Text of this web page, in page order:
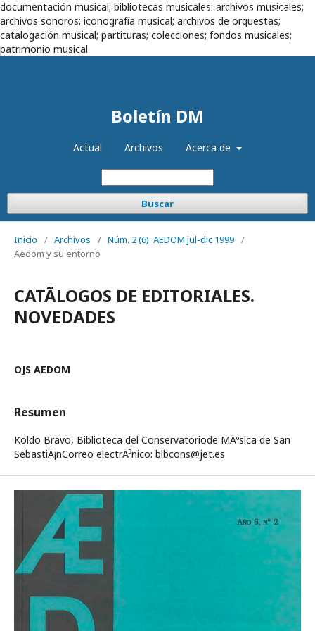
documentación musical; bibliotecas musicales; archivos musicales;
archivos sonoros; iconografía musical; archivos de orquestas;
catalogación musical; partituras; colecciones; fondos musicales;
patrimonio musical
Boletín DM
Actual Archivos Acerca de
Buscar
Registrarse Entrar
Inicio / Archivos / Núm. 2 (6): AEDOM jul-dic 1999 /
Aedom y su entorno
CATÃLOGOS DE EDITORIALES.
NOVEDADES
OJS AEDOM
Resumen
Koldo Bravo, Biblioteca del Conservatoriode MÃºsica de San
SebastiÃ¡nCorreo electrÃ³nico: blbcons@jet.es